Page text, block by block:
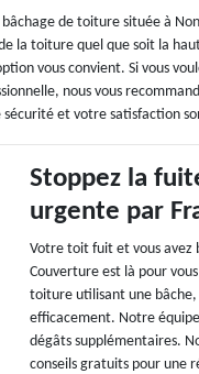
de toiture située à
la toiture quel que soit la
vous convient. Si vous
nous vous
et votre satisfaction
Stoppez la
urgente par
Votre toit fuit et vous avez
Couverture est là pour
toiture utilisant une
efficacement. Notre
dégâts supplémentaires.
conseils gratuits pour une